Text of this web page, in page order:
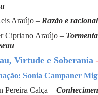
Araújo – Razão e
Cipriano Araújo –
Virtude e Soberania
Sonia Campaner
Pereira Calça –